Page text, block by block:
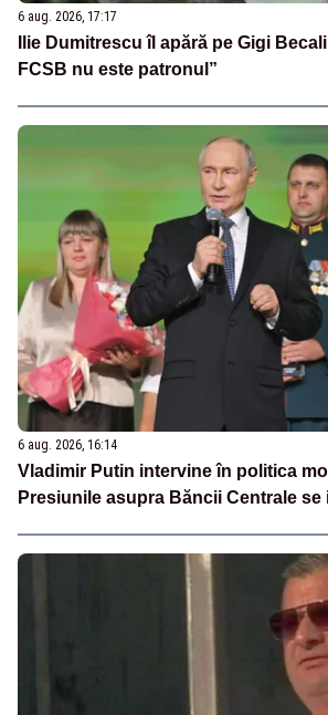
6 aug. 2026, 17:17
Ilie Dumitrescu îl apără pe Gigi
FCSB nu este patronul”
6 aug. 2026, 16:14
Vladimir Putin intervine în politica
Presiunile asupra Băncii Centrale